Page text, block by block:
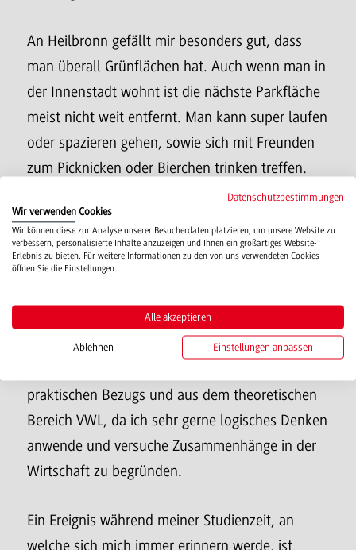
An Heilbronn gefällt mir besonders gut, dass
man überall Grünflächen hat. Auch wenn man in
der Innenstadt wohnt ist die nächste Parkfläche
meist nicht weit entfernt. Man kann super laufen
oder spazieren gehen, sowie sich mit Freunden
zum Picknicken oder Bierchen trinken treffen.
Gerade jetzt wo das BuGa Gelände zusätzlich frei
von Messegebäuden ist bietet die Fläche genug
Platz für entspannte Nachmittage. Zum Essen
gehen empfiehlt sich die Neckarmeile mit ihren
Meine Lieblingsvorlesungen waren zum einen
praktischen Bezugs und aus dem theoretischen
Bereich VWL, da ich sehr gerne logisches Denken
anwende und versuche Zusammenhänge in der
Wirtschaft zu begründen.
Ein Ereignis während meiner Studienzeit, an
welche sich mich immer erinnern werde, ist
Datenschutzbestimmungen
Wir verwenden Cookies
Wir können diese zur Analyse unserer Besucherdaten platzieren, um unsere Website zu
verbessern, personalisierte Inhalte anzuzeigen und Ihnen ein großartiges Website-
Erlebnis zu bieten. Für weitere Informationen zu den von uns verwendeten Cookies
öffnen Sie die Einstellungen.
Alle akzeptieren
Ablehnen Einstellungen anpassen